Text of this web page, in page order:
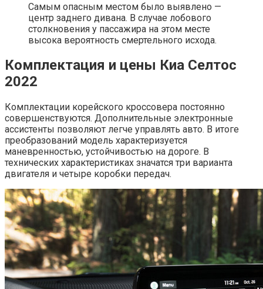
Самым опасным местом было выявлено —
центр заднего дивана. В случае лобового
столкновения у пассажира на этом месте
высока вероятность смертельного исхода.
Комплектация и цены Киа Селтос
2022
Комплектации корейского кроссовера постоянно
совершенствуются. Дополнительные электронные
ассистенты позволяют легче управлять авто. В итоге
преобразований модель характеризуется
маневренностью, устойчивостью на дороге. В
технических характеристиках значатся три варианта
двигателя и четыре коробки передач.